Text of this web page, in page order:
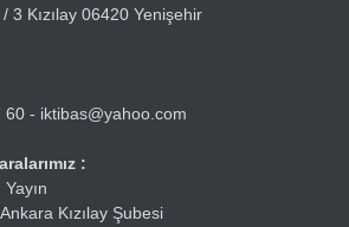
3 Kızılay 06420 Yenişehir
- iktibas@yahoo.com
:
Kızılay Şubesi